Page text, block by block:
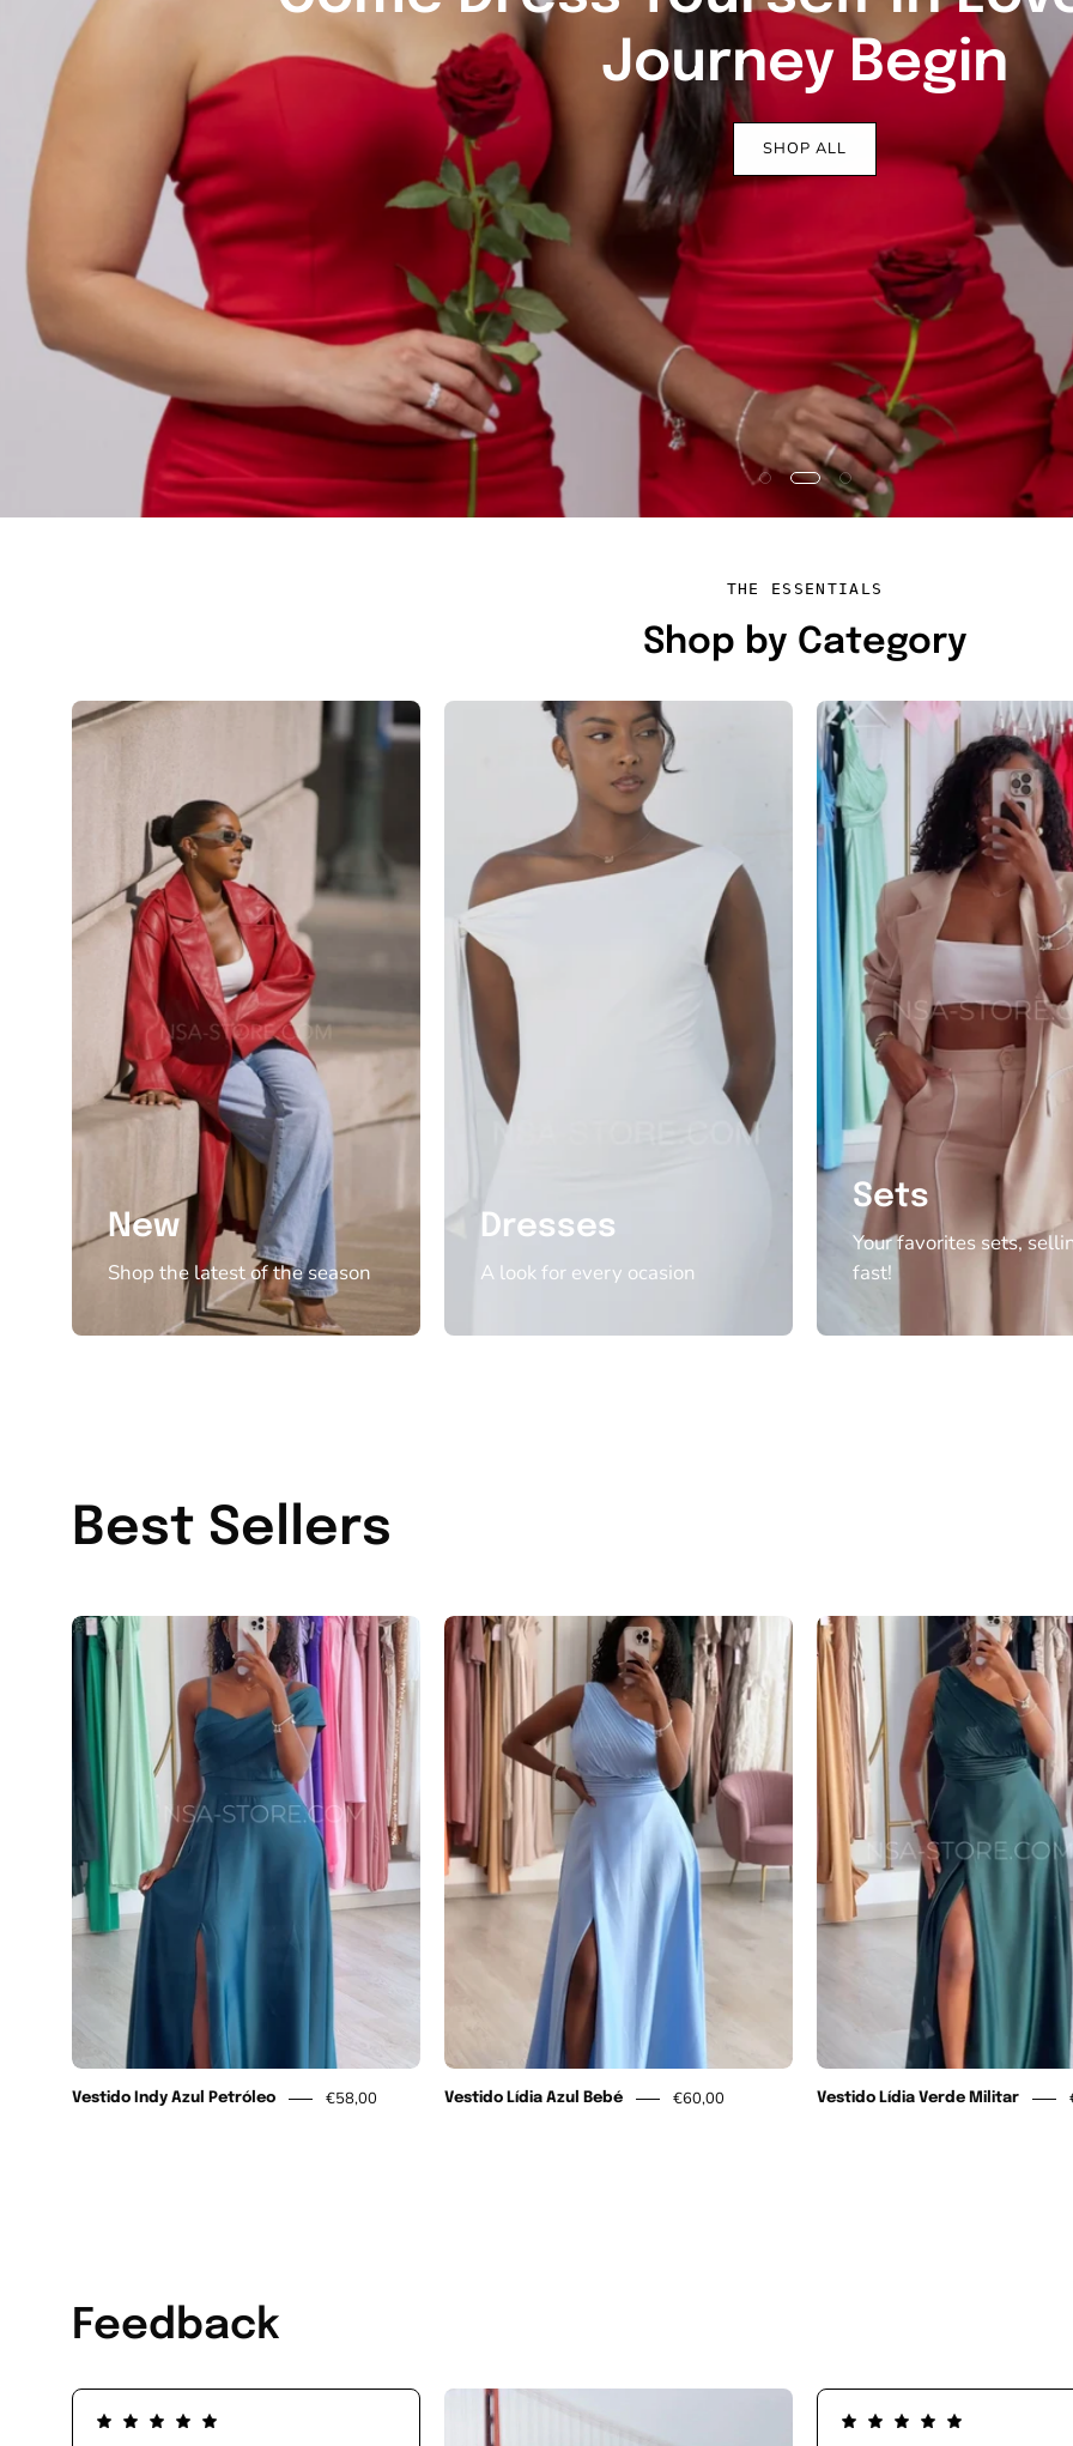
"Discover Your Style,
LEARN MORE
THE ESSENTIALS
Shop by Category
New
Shop the latest of the season
Dresses
A look for every ocasion
Sets
Your favorites sets,
fast!
Best Sellers
Vestido
Indy
Azul
Petróleo
Vestido Indy Azul Petróleo €58,00
Vestido
Lídia
Azul
Bebé
Vestido Lídia Azul Bebé €60,00
Vestido
Lídia
Verde
Militar
Vestido Lídia Verde Militar
Feedback